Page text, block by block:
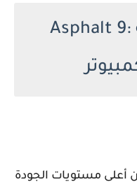
حول تحميل لعبة Asphalt 9:
أعلى مستويات الجودة